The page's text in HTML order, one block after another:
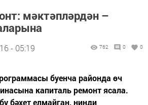
мәктәпләрдән –
- 05:19 762 0 0
буенча районда өч
капиталь ремонт ясала.
бәхет елмайган, нинди